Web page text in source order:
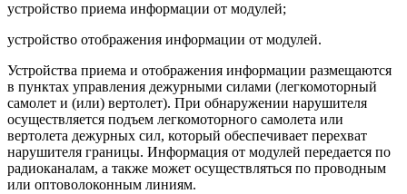
устройство приема информации от модулей;
устройство отображения информации от модулей.
Устройства приема и отображения информации размещаются
в пунктах управления дежурными силами (легкомоторный
самолет и (или) вертолет). При обнаружении нарушителя
осуществляется подъем легкомоторного самолета или
вертолета дежурных сил, который обеспечивает перехват
нарушителя границы. Информация от модулей передается по
радиоканалам, а также может осуществляться по проводным
или оптоволоконным линиям.